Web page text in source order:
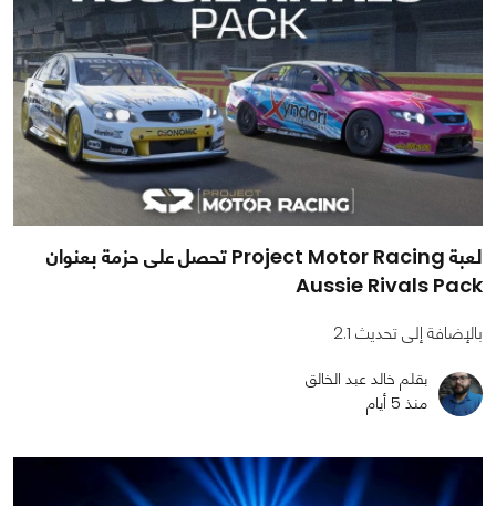
لعبة Project Motor Racing تحصل على حزمة بعنوان
Aussie Rivals Pack
بالإضافة إلى تحديث 2.1
بقلم خالد عبد الخالق
منذ 5 أيام